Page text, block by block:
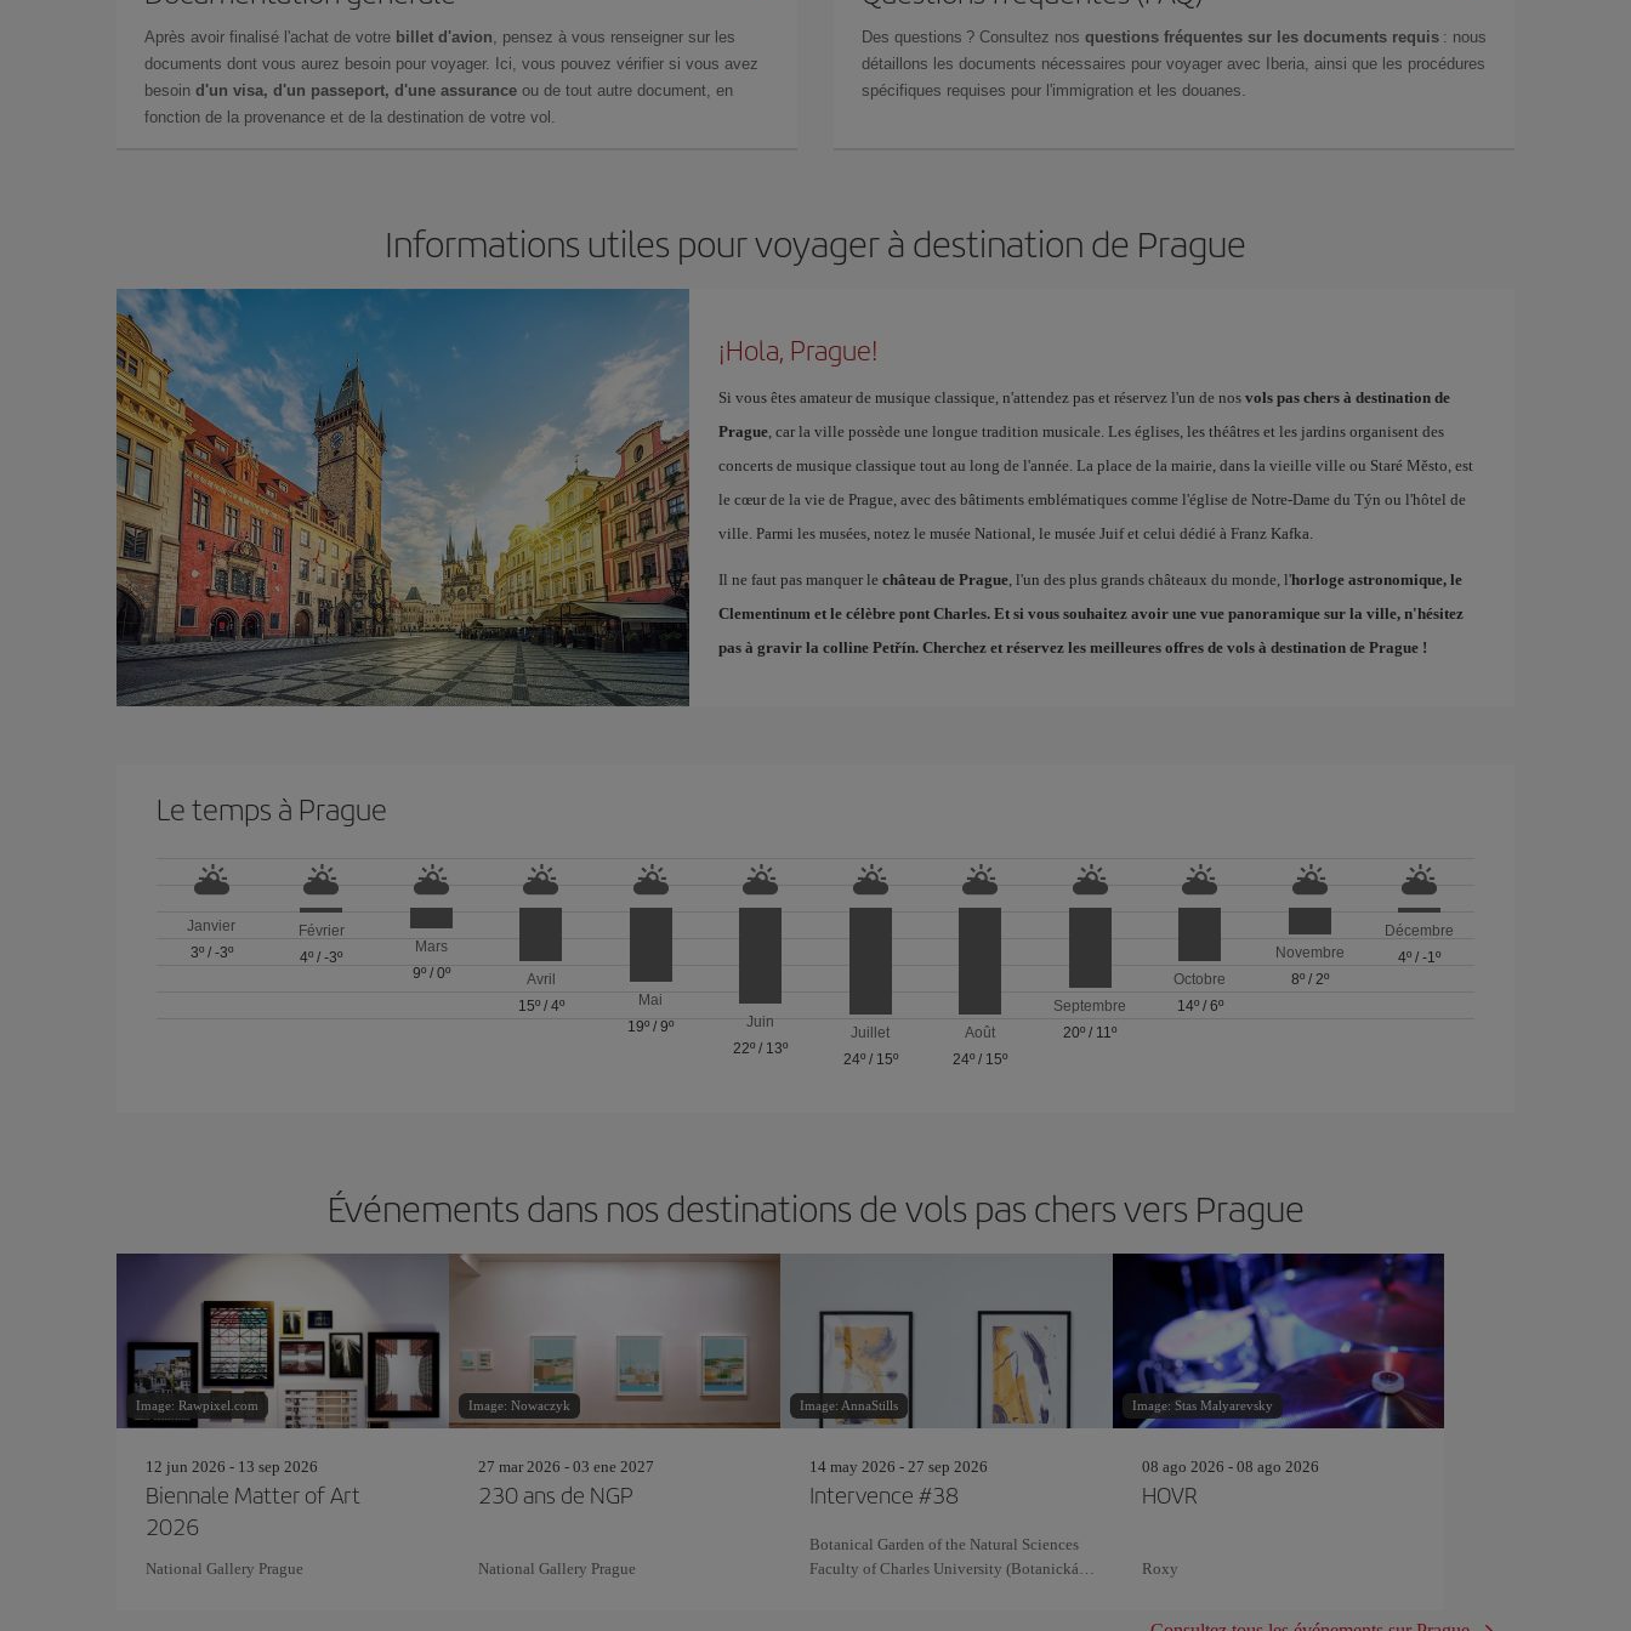
Après avoir finalisé l'achat de votre billet d'avion , pensez à vous renseigner sur les
documents dont vous aurez besoin pour voyager. Ici, vous pouvez vérifier si vous avez
besoin d'un visa, d'un passeport, d'une assurance ou de tout autre document, en
fonction de la provenance et de la destination de votre vol.
Des questions ? Consultez nos questions fréquentes sur les documents requis : nous
détaillons les documents nécessaires pour voyager avec Iberia, ainsi que les procédures
spécifiques requises pour l'immigration et les douanes.
Informations utiles pour voyager à destination de Prague
¡Hola, Prague!
Si vous êtes amateur de musique classique, n'attendez pas et réservez l'un de nos vols pas chers à destination de
Prague, car la ville possède une longue tradition musicale. Les églises, les théâtres et les jardins organisent des
concerts de musique classique tout au long de l'année. La place de la mairie, dans la vieille ville ou Staré Město, est
le cœur de la vie de Prague, avec des bâtiments emblématiques comme l'église de Notre-Dame du Týn ou l'hôtel de
ville. Parmi les musées, notez le musée National, le musée Juif et celui dédié à Franz Kafka.
Il ne faut pas manquer le château de Prague, l'un des plus grands châteaux du monde, l'horloge astronomique, le
Clementinum et le célèbrepont Charles. Et si vous souhaitez avoir une vue panoramique sur la ville, n'hésitez
pas à gravir la colline Petřín. Cherchez et réservez les meilleures offres de vols à destination de Prague!
Le temps à Prague
Janvier
3º/ -3º
Février
4º /-3º
Mars
9º/ 0º
Avril
15º/ 4º
Mai
19º /9º
Juin
22º / 13º
Juillet
24º/ 15º
Août
24º / 15º
Septembre
20º / 11º
Octobre
14º/ 6º
Novembre
8º/ 2º
Décembre
4º /-1º
Événements dans nos destinations de vols pas chers vers Prague
Image: Rawpixel.com
12 jun 2026 - 13 sep 2026
Biennale Matter of Art
2026
National Gallery Prague
Image: Nowaczyk
27 mar 2026 - 03 ene 2027
230 ans de NGP
National Gallery Prague
Image: AnnaStills
14 may 2026 - 27 sep 2026
Intervence #38
Botanical Garden of the Natural Sciences
Faculty of Charles University (Botanická
Image: Stas Malyarevsky
08 ago 2026 - 08 ago 2026
HOVR
Roxy